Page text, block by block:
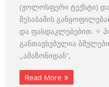
(ჟოლოსფერი ტექსტი)
შესაბამის
და ფასდაკლებებით. ✧
განთავსებულია
,,ამაზონიდან”,
Read More